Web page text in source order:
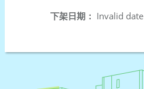
下架日期： Invalid date